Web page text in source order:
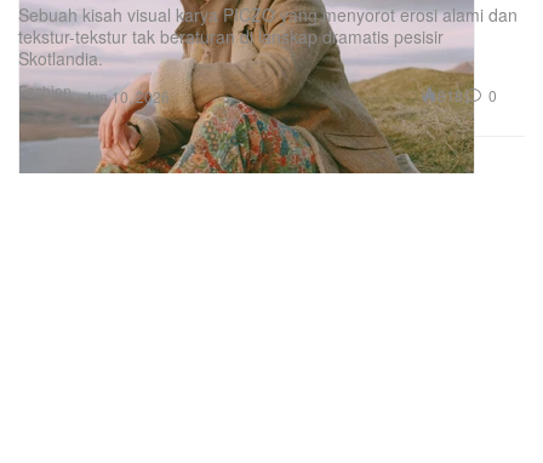
Fashion
Sebuah kisah visual karya PICZO yang menyorot erosi alami dan
tekstur-tekstur tak beraturan di lanskap dramatis pesisir
Skotlandia.
Jun 10, 2026 818 0